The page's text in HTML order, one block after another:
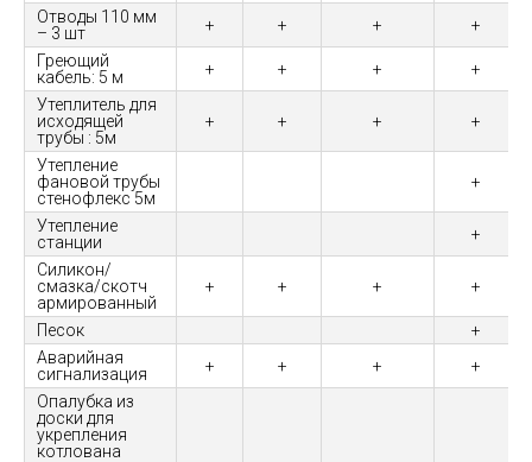
Отводы 110 мм
– 3 шт
+ + +
+
Греющий
кабель: 5 м
+ + +
+
Утеплитель для
исходящей
трубы : 5м
+ + + +
Утепление
фановой трубы
стенофлекс 5м
+
Утепление
станции
+
Силикон/
смазка/скотч
армированный
+ + + +
Песок
+
Аварийная
сигнализация
+ + +
+
Опалубка из
доски для
укрепления
котлована